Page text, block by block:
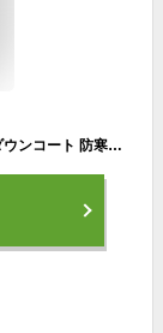
キッズ アウター 天使のコート 女の子 子供服 中綿 ダウンコート 防寒 ジャケット 子供 服 小学生 中学生 幼稚園 プチプラ 韓国 ファッション ジュニア ベビー おしゃれ 可愛い 流行 暖かい あったか 韓国子供服 子ども 90cm 95cm 100cm 110cm 120cm 130cm 140cm 150cm 160cm